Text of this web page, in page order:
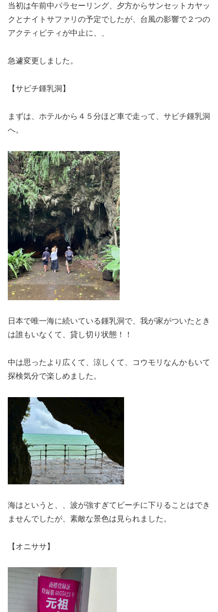
当初は午前中パラセーリング、夕方からサンセットカヤッ
クとナイトサファリの予定でしたが、台風の影響で２つの
アクティビティが中止に、、
急遽変更しました。
【サビチ鍾乳洞】
まずは、ホテルから４５分ほど車で走って、サビチ鍾乳洞
へ。
日本で唯一海に続いている鍾乳洞で、我が家がついたとき
は誰もいなくて、貸し切り状態！！
中は思ったより広くて、涼しくて、コウモリなんかもいて
探検気分で楽しめました。
海はというと、、波が強すぎてビーチに下りることはでき
ませんでしたが、素敵な景色は見られました。
【オニササ】